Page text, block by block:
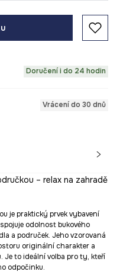
Doručení i do 24 hodin
Vrácení do 30 dnů
– relax na zahradě
je praktický prvek vybavení
odolnost bukového
a područek. Jeho vzorovaná
originální charakter a
Je to ideální volba pro ty, kteří
odpočinku.